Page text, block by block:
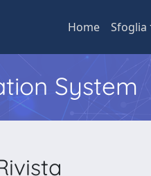
Home Sfoglia
System